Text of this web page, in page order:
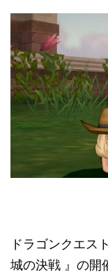
ドラゴンクエス
城の決戦 』の開